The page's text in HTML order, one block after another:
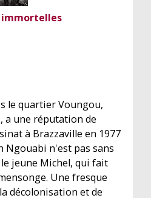
immortelles
le quartier Voungou,
a une réputation de
à Brazzaville en 1977
Ngouabi n'est pas sans
jeune Michel, qui fait
Une fresque
décolonisation et de